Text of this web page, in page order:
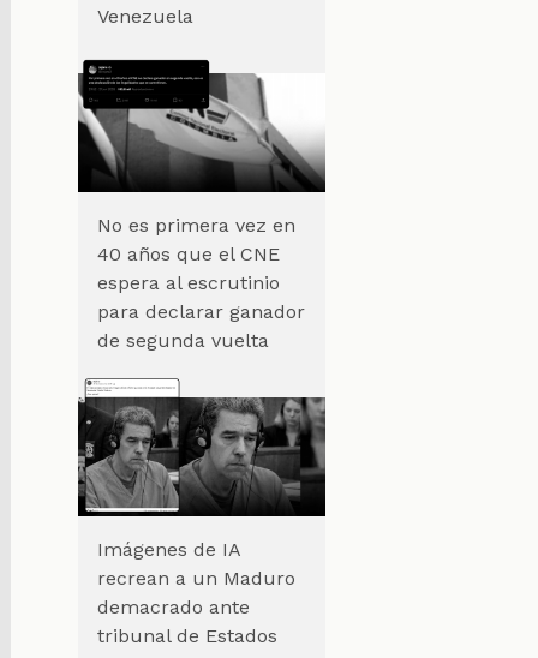
Venezuela
No es primera vez en
40 años que el CNE
espera al escrutinio
para declarar ganador
de segunda vuelta
Imágenes de IA
recrean a un Maduro
demacrado ante
tribunal de Estados